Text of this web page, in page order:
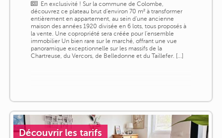
En exclusivité ! Sur la commune de Colombe,
découvrez ce plateau brut d'environ 70 m² à transformer
entièrement en appartement, au sein d'une ancienne
maison des années 1920 divisée en 6 lots, tous proposés à
la vente. Une copropriété sera créée pour l'ensemble
immobilier Un bien rare sur le marché, offrant une vue
panoramique exceptionnelle sur les massifs de la
Chartreuse, du Vercors, de Belledonne et du Taillefer. [...]
Découvrir les tarifs